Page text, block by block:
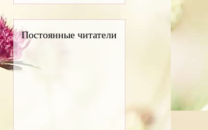
Постоянные читатели